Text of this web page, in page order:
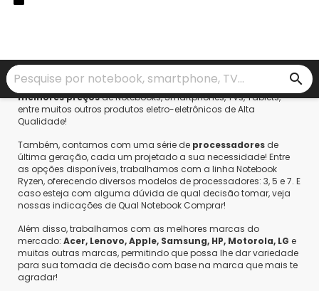
search
e muito mais!
Em Saldão da Informática oferecemos para você os
melhores preçosde Notebooks, Smartphones, TVs, Tablets,
entre muitos outros produtos eletro-eletrônicos de Alta
Qualidade!
Também, contamos com uma série de processadores de
última geração, cada um projetado a sua necessidade! Entre
as opções disponíveis, trabalhamos com a linha Notebook
Ryzen, oferecendo diversos modelos de processadores: 3, 5 e 7. E
caso esteja com alguma dúvida de qual decisão tomar, veja
nossas indicações de Qual Notebook Comprar!
Além disso, trabalhamos com as melhores marcas do
mercado: Acer, Lenovo, Apple, Samsung, HP, Motorola, LG e
muitas outras marcas, permitindo que possa lhe dar variedade
para sua tomada de decisão com base na marca que mais te
agradar!